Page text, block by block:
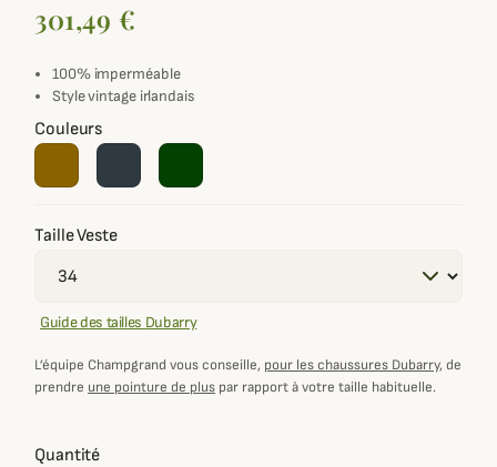
301,49 €
100% imperméable
Style vintage irlandais
Couleurs
Taille Veste
Guide des tailles Dubarry
L’équipe Champgrand vous conseille, pour les chaussures Dubarry, de
prendre une pointure de plus par rapport à votre taille habituelle.
Quantité